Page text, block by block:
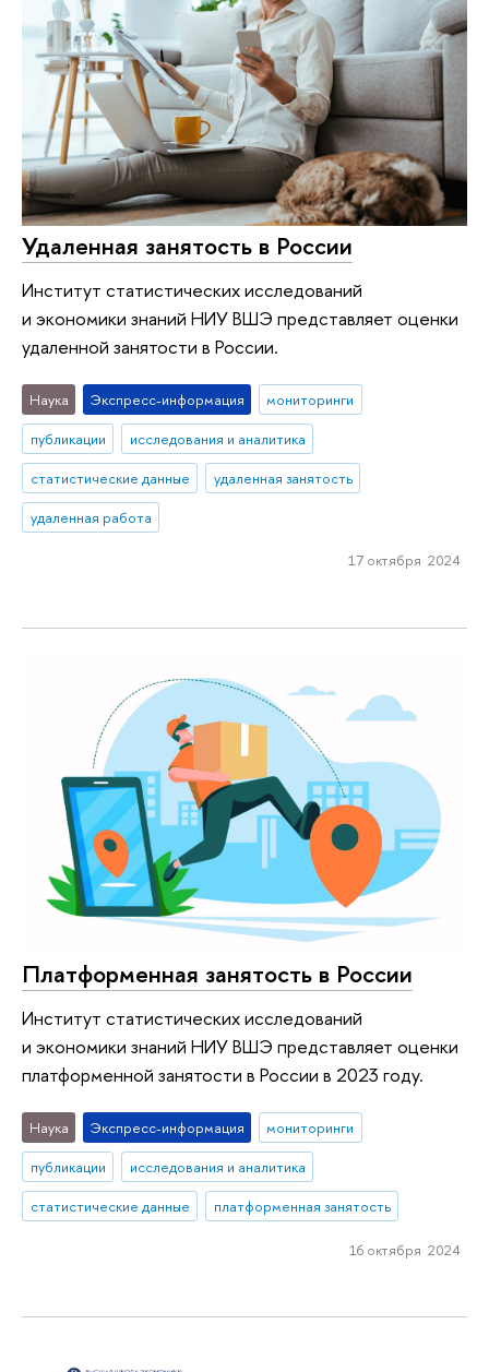
Удаленная занятость в России
Институт статистических исследований
и экономики знаний НИУ ВШЭ представляет оценки
удаленной занятости в России.
Наука Экспресс-информация
мониторинги
публикации
исследования и аналитика
статистические данные
удаленная занятость
удаленная работа
17 октября 2024
Платформенная занятость в России
Институт статистических исследований
и экономики знаний НИУ ВШЭ представляет оценки
платформенной занятости в России в 2023 году.
Наука Экспресс-информация
мониторинги
публикации
исследования и аналитика
статистические данные
платформенная занятость
16 октября 2024